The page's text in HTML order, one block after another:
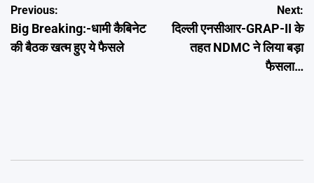
Post
navigation
Previous:
Big Breaking:-धामी कैबिनेट
की बैठक खत्म हुए ये फैसले
Next:
दिल्ली एनसीआर-GRAP-II के
तहत NDMC ने लिया बड़ा
फैसला…